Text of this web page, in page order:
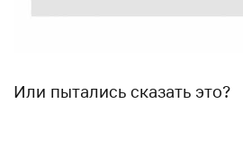
Или пытались сказать это?